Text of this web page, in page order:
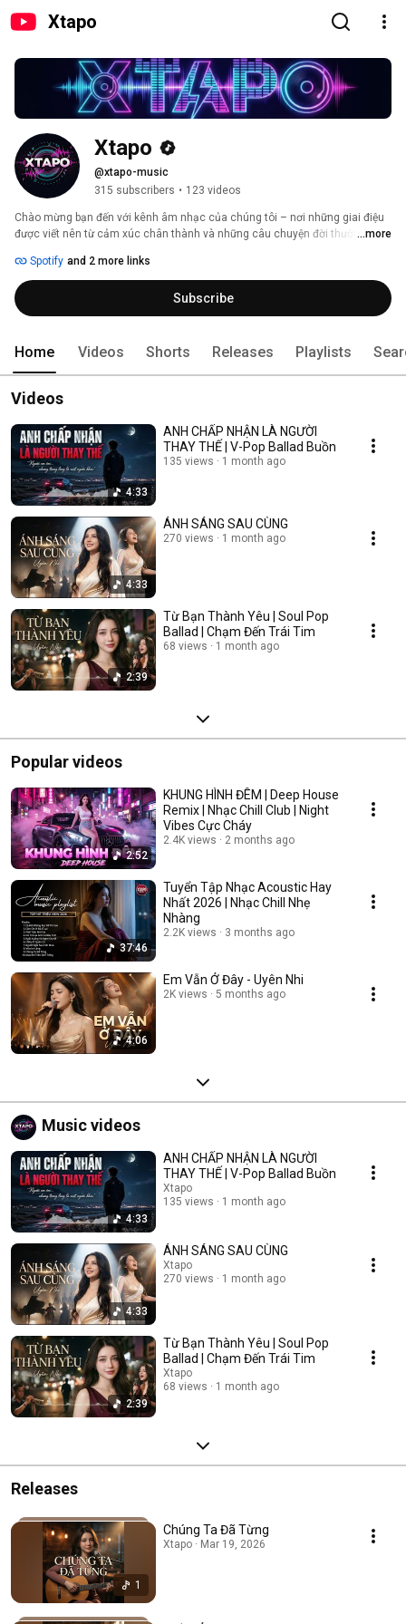
Xtapo
Xtapo
@xtapo-music
315 subscribers • 123 videos
Chào mừng bạn đến với kênh âm nhạc của chúng tôi – nơi những giai điệu
được viết nên từ cảm xúc chân thành và những câu chuyện đời thường. Mỗi
mong rằng sẽ chạm đến trái tim và mang lại sự đồng cảm cho bạn. Hãy
cùng lắng nghe và cảm nhận nhé!
...more
Spotify and 2 more links
Subscribe
Home Videos Shorts Releases Playlists
Videos
4:33
ANH CHẤP NHẬN LÀ NGƯỜI
THAY THẾ | V-Pop Ballad Buồn
135 views 1 month ago
4:33
ÁNH SÁNG SAU CÙNG
270 views 1 month ago
2:39
Từ Bạn Thành Yêu | Soul Pop
Ballad | Chạm Đến Trái Tim
68 views 1 month ago
Popular videos
2:52
KHUNG HÌNH ĐÊM | Deep House
Remix | Nhạc Chill Club | Night
Vibes Cực Cháy
2.4K views 2 months ago
37:46
Tuyển Tập Nhạc Acoustic Hay
Nhất 2026 | Nhạc Chill Nhẹ
Nhàng
2.2K views 3 months ago
4:06
Em Vẫn Ở Đây - Uyên Nhi
2K views 5 months ago
Music videos
4:33
ANH CHẤP NHẬN LÀ NGƯỜI
THAY THẾ | V-Pop Ballad Buồn
Xtapo
135 views
1 month ago
4:33
ÁNH SÁNG SAU CÙNG
Xtapo
270 views
1 month ago
2:39
Từ Bạn Thành Yêu | Soul Pop
Ballad | Chạm Đến Trái Tim
Xtapo
68 views
1 month ago
Releases
1
Chúng Ta Đã Từng
Xtapo · Mar 19, 2026